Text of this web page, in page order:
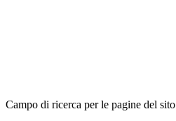
Campo di ricerca per le pagine del sito